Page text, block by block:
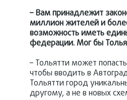
– Вам принадлежит
миллион жителей и
возможность иметь
федерации. Мог бы
– Тольятти может
чтобы вводить в
Тольятти город
другому, а не в новых